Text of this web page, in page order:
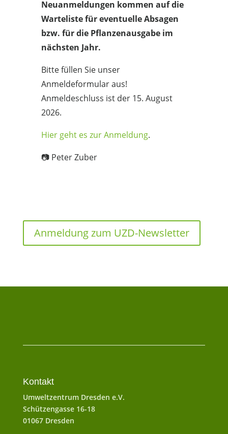
Neuanmeldungen kommen auf die
Warteliste für eventuelle Absagen
bzw. für die Pflanzenausgabe im
nächsten Jahr.
Bitte füllen Sie unser
Anmeldeformular aus!
Anmeldeschluss ist der 15. August
2026.
Hier geht es zur Anmeldung.
📷 Peter Zuber
Anmeldung zum UZD-Newsletter
Kontakt
Umweltzentrum Dresden e.V.
Schützengasse 16-18
01067 Dresden